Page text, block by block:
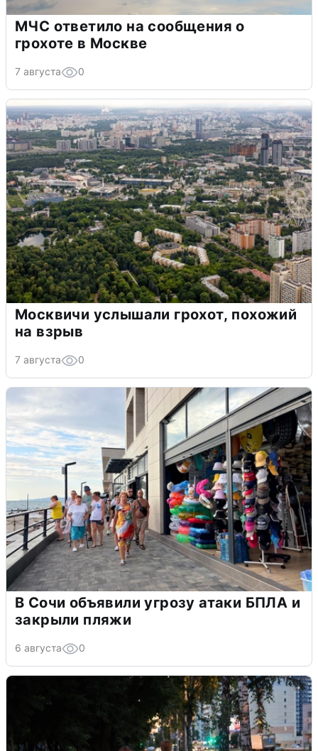
МЧС ответило на сообщения о
грохоте в Москве
7 августа 0
Москвичи услышали грохот, похожий
на взрыв
7 августа 0
В Сочи объявили угрозу атаки БПЛА и
закрыли пляжи
6 августа 0